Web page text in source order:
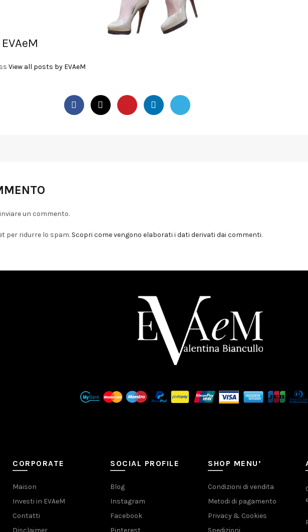
View all posts by EVAeM
un commento.
per ridurre lo spam. Scopri come vengono elaborati i dati derivati dai commenti.
CORPORATE
Maison
Investi in EVAeM
Contatti
Disclaimer
SOCIAL PROFILE
Blog
Instagram
Facebook
Pinterest
SHOP MENU’
Condizioni di vendita
Metodi di pagamento
Privacy & Cookies
Spedizioni